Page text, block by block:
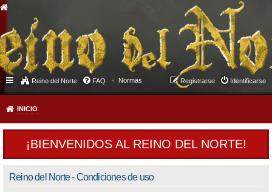
Reino del Norte FAQ Normas Identificarse
Registrarse
INICIO
¡BIENVENIDOS AL REINO DEL NORTE!
Reino del Norte - Condiciones de uso